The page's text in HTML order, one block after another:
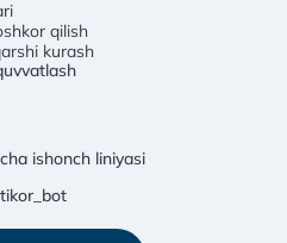
qilish
kurash
ishonch liniyasi